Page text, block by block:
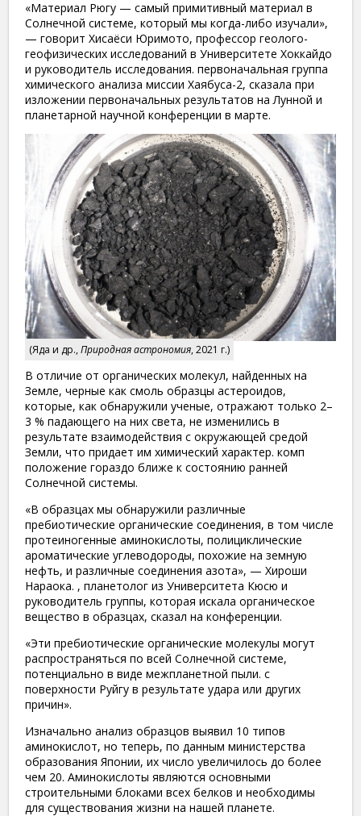
«Материал Рюгу — самый примитивный материал в
Солнечной системе, который мы когда-либо изучали»,
— говорит Хисаёси Юримото, профессор геолого-
геофизических исследований в Университете Хоккайдо
и руководитель исследования. первоначальная группа
химического анализа миссии Хаябуса-2, сказала при
изложении первоначальных результатов на Лунной и
планетарной научной конференции в марте.
(Яда и др.,Природная астрономия, 2021 г.)
В отличие от органических молекул, найденных на
Земле, черные как смоль образцы астероидов,
которые, как обнаружили ученые, отражают только 2–
3 % падающего на них света, не изменились в
результате взаимодействия с окружающей средой
Земли, что придает им химический характер. комп
положение гораздо ближе к состоянию ранней
Солнечной системы.
«В образцах мы обнаружили различные
пребиотические органические соединения, в том числе
протеиногенные аминокислоты, полициклические
ароматические углеводороды, похожие на земную
нефть, и различные соединения азота», — Хироши
Нараока. , планетолог из Университета Кюсю и
руководитель группы, которая искала органическое
вещество в образцах, сказал на конференции.
«Эти пребиотические органические молекулы могут
распространяться по всей Солнечной системе,
потенциально в виде межпланетной пыли. с
поверхности Руйгу в результате удара или других
причин».
Изначально анализ образцов выявил 10 типов
аминокислот, но теперь, по данным министерства
образования Японии, их число увеличилось до более
чем 20. Аминокислоты являются основными
строительными блоками всех белков и необходимы
для существования жизни на нашей планете.